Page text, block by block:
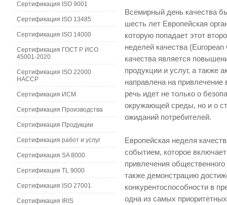
Всемирный день качества
шесть лет Европейская
которую попадает этот
неделей качества
качества является
продукции и услуг, а также
направлена на
речь идет не только о
окружающей среды, но и о
ожиданий потребителей.
Европейская неделя
событием, которое
привлечения
также демонстрацию
конкурентоспособности в
одна из самых
Сертификация ISO 9001
Сертификация ISO 13485
Сертификация ISO 14000
Сертификация ГОСТ Р ИСО
45001-2020
Сертификация ISO 22000
HACCP
Сертификация ИСМ
Сертификация Производства
Сертификация Продукции
Сертификация работ и услуг
Сертификация SA 8000
Сертификация TL 9000
Сертификация ISO 27001
Сертификация IRIS